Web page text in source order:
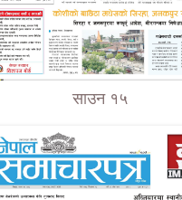
साउन १५